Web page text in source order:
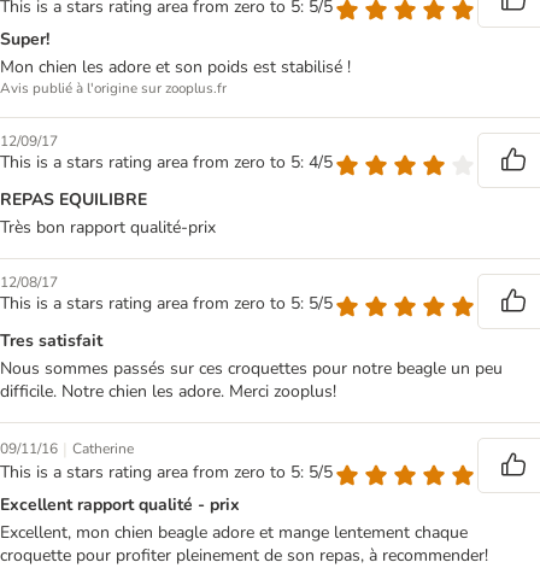
This is a stars rating area from zero to 5: 5/5
Super!
Mon chien les adore et son poids est stabilisé !
Avis publié à l'origine sur zooplus.fr
12/09/17
This is a stars rating area from zero to 5: 4/5
REPAS EQUILIBRE
Très bon rapport qualité-prix
12/08/17
This is a stars rating area from zero to 5: 5/5
Tres satisfait
Nous sommes passés sur ces croquettes pour notre beagle un peu
difficile. Notre chien les adore. Merci zooplus!
09/11/16 | Catherine
This is a stars rating area from zero to 5: 5/5
Excellent rapport qualité - prix
Excellent, mon chien beagle adore et mange lentement chaque
croquette pour profiter pleinement de son repas, à recommender!